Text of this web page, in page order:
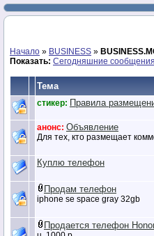
Начало » BUSINESS »
Показать: Сегодняшние сообщения
Тема
стикер: Правила
анонс: Объявление
Для тех, кто размещает
Куплю телефон
Продам телефон
iphone se space gray 32gb
Продается телефон